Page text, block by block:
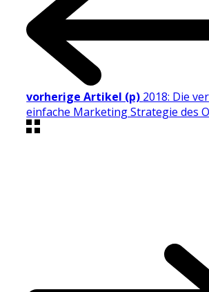
vorherige Artikel (p) 2018: Die
einfache Marketing Strategie des